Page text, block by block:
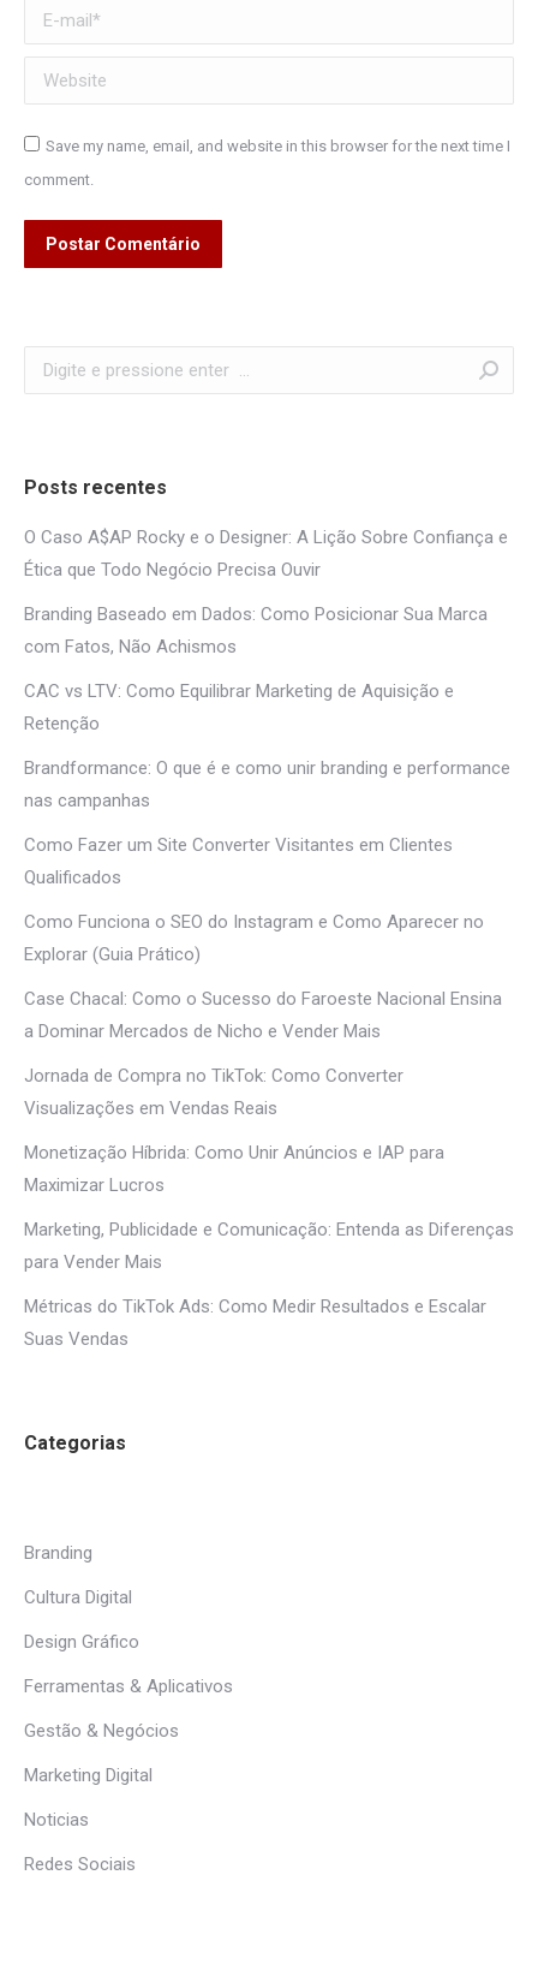
E-mail *
Website
Save my name, email, and website in this browser for the next time I
comment.
Postar Comentário
Search:
Posts recentes
O Caso A$AP Rocky e o Designer: A Lição Sobre Confiança e
Ética que Todo Negócio Precisa Ouvir
Branding Baseado em Dados: Como Posicionar Sua Marca
com Fatos, Não Achismos
CAC vs LTV: Como Equilibrar Marketing de Aquisição e
Retenção
Brandformance: O que é e como unir branding e performance
nas campanhas
Como Fazer um Site Converter Visitantes em Clientes
Qualificados
Como Funciona o SEO do Instagram e Como Aparecer no
Explorar (Guia Prático)
Case Chacal: Como o Sucesso do Faroeste Nacional Ensina
a Dominar Mercados de Nicho e Vender Mais
Jornada de Compra no TikTok: Como Converter
Visualizações em Vendas Reais
Monetização Híbrida: Como Unir Anúncios e IAP para
Maximizar Lucros
Marketing, Publicidade e Comunicação: Entenda as Diferenças
para Vender Mais
Métricas do TikTok Ads: Como Medir Resultados e Escalar
Suas Vendas
Categorias
Branding
Cultura Digital
Design Gráfico
Ferramentas & Aplicativos
Gestão & Negócios
Marketing Digital
Noticias
Redes Sociais